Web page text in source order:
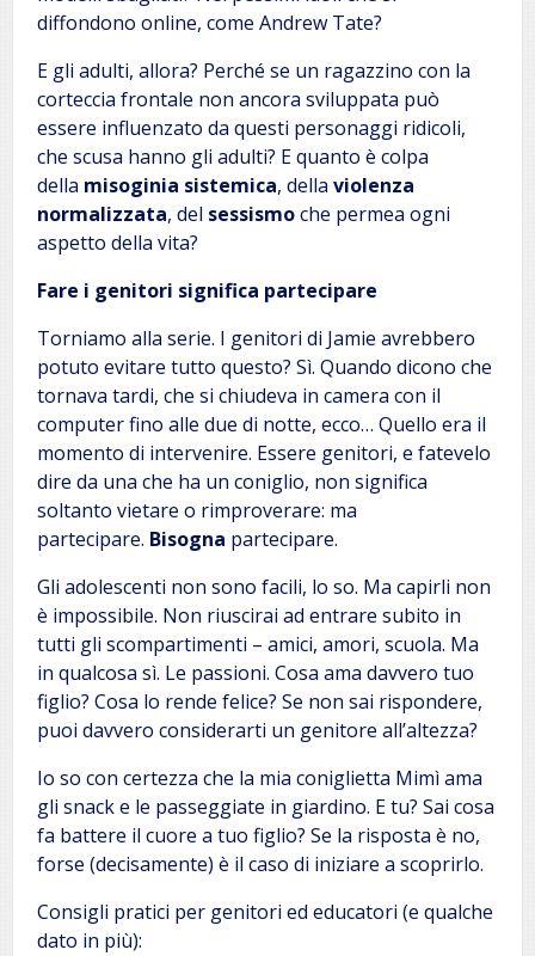
diffondono online, come Andrew Tate?
E gli adulti, allora? Perché se un ragazzino con la
corteccia frontale non ancora sviluppata può
essere influenzato da questi personaggi ridicoli,
che scusa hanno gli adulti? E quanto è colpa
della misoginia sistemica, della violenza
normalizzata, del sessismoche permea ogni
aspetto della vita?
Fare i genitori significa partecipare
Torniamo alla serie. I genitori di Jamie avrebbero
potuto evitare tutto questo? Sì. Quando dicono che
tornava tardi, che si chiudeva in camera con il
computer fino alle due di notte, ecco… Quello era il
momento di intervenire. Essere genitori, e fatevelo
dire da una che ha un coniglio, non significa
soltanto vietare o rimproverare: ma
partecipare. Bisogna partecipare.
Gli adolescenti non sono facili, lo so. Ma capirli non
è impossibile. Non riuscirai ad entrare subito in
tutti gli scompartimenti – amici, amori, scuola. Ma
in qualcosa sì. Le passioni. Cosa ama davvero tuo
figlio? Cosa lo rende felice? Se non sai rispondere,
puoi davvero considerarti un genitore all’altezza?
Io so con certezza che la mia coniglietta Mimì ama
gli snack e le passeggiate in giardino. E tu? Sai cosa
fa battere il cuore a tuo figlio? Se la risposta è no,
forse (decisamente) è il caso di iniziare a scoprirlo.
Consigli pratici per genitori ed educatori (e qualche
dato in più):